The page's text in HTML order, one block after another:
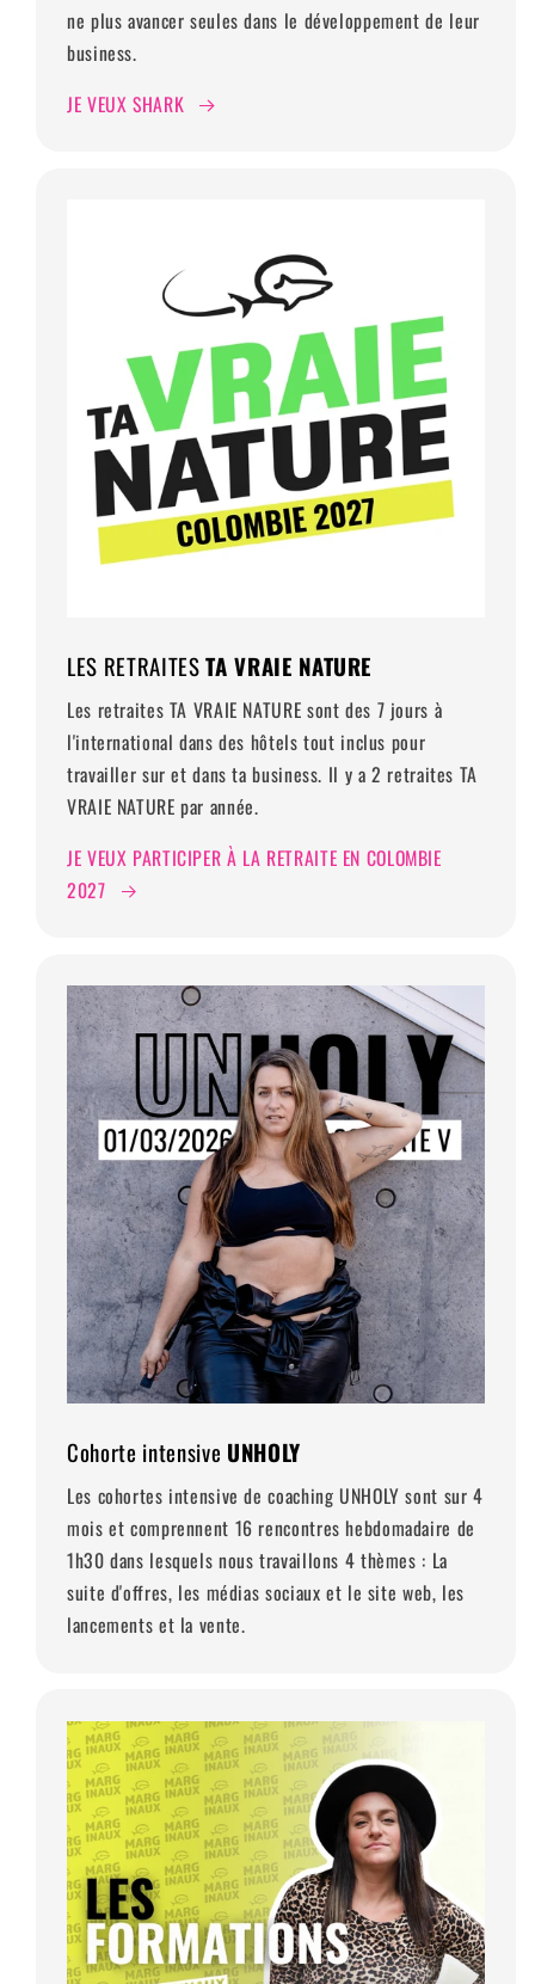
ne plus avancer seules dans le développement de leur
business.
JE VEUX SHARK
LES RETRAITESTA VRAIE NATURE
Les retraites TA VRAIE NATURE sont des 7 jours à
l'international dans des hôtels tout inclus pour
travailler sur et dans ta business. Il y a 2 retraites TA
VRAIE NATURE par année.
JE VEUX PARTICIPER À LA RETRAITE EN COLOMBIE
2027
Cohorte intensive UNHOLY
Les cohortes intensive de coaching UNHOLY sont sur 4
mois et comprennent 16 rencontres hebdomadaire de
1h30 dans lesquels nous travaillons 4 thèmes : La
suite d'offres, les médias sociaux et le site web, les
lancements et la vente.